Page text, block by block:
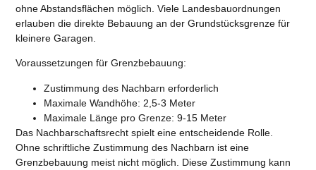
ohne Abstandsflächen möglich. Viele Landesbauordnungen
erlauben die direkte Bebauung an der Grundstücksgrenze für
kleinere Garagen.
Voraussetzungen für Grenzbebauung:
Zustimmung des Nachbarn erforderlich
Maximale Wandhöhe: 2,5-3 Meter
Maximale Länge pro Grenze: 9-15 Meter
Das Nachbarschaftsrecht spielt eine entscheidende Rolle.
Ohne schriftliche Zustimmung des Nachbarn ist eine
Grenzbebauung meist nicht möglich. Diese Zustimmung kann